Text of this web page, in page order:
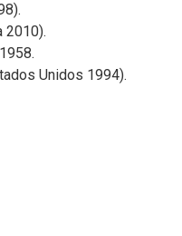
2010).
Unidos 1994).